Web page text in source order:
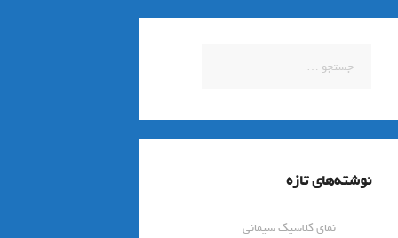
برای:
نوشته‌های تازه
نمای کلاسیک سیمانی